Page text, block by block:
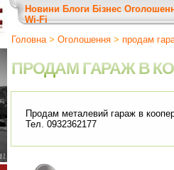
Новини Блоги Бізнес
Wi-Fi
Головна> Оголошення > продам
ПРОДАМ ГАРАЖ В
Продам металевий гараж в
Тел. 0932362177